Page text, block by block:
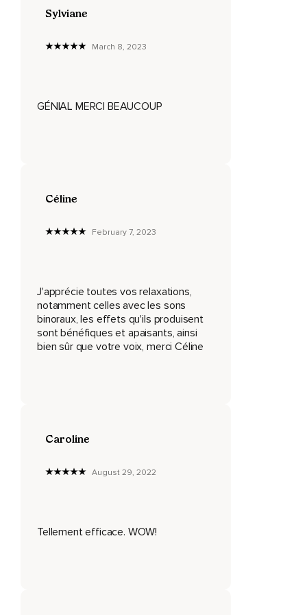
J'observe cette énergie augmenter et s'accélérer.
5 et j'expire 2,
Les muscles de mon corps se détendent.
J'inspire puis j'expire.
Sylviane
March 8, 2023
GÉNIAL MERCI BEAUCOUP
Céline
February 7, 2023
J'apprécie toutes vos relaxations,
notamment celles avec les sons
binoraux, les effets qu'ils produisent
sont bénéfiques et apaisants, ainsi
bien sûr que votre voix, merci Céline
Caroline
August 29, 2022
Tellement efficace. WOW!